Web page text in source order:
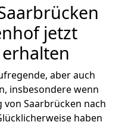
jetzt
aber auch
insbesondere wenn
Saarbrücken nach
haben